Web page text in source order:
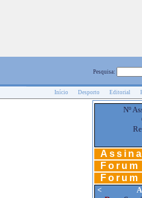
Pesquisa:
Início Desporto Editorial
Nº
Forum
<